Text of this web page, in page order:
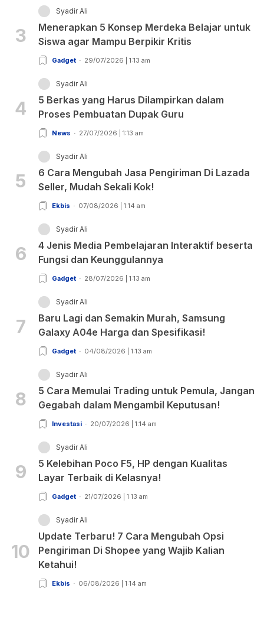
3
Syadir Ali
Menerapkan 5 Konsep Merdeka Belajar untuk
Siswa agar Mampu Berpikir Kritis
Gadget 29/07/2026 | 1:13 am
4
Syadir Ali
5 Berkas yang Harus Dilampirkan dalam
Proses Pembuatan Dupak Guru
News 27/07/2026 | 1:13 am
5
Syadir Ali
6 Cara Mengubah Jasa Pengiriman Di Lazada
Seller, Mudah Sekali Kok!
Ekbis 07/08/2026 | 1:14 am
6
Syadir Ali
4 Jenis Media Pembelajaran Interaktif beserta
Fungsi dan Keunggulannya
Gadget 28/07/2026 | 1:13 am
7
Syadir Ali
Baru Lagi dan Semakin Murah, Samsung
Galaxy A04e Harga dan Spesifikasi!
Gadget 04/08/2026 | 1:13 am
8
Syadir Ali
5 Cara Memulai Trading untuk Pemula, Jangan
Gegabah dalam Mengambil Keputusan!
Investasi 20/07/2026 | 1:14 am
9
Syadir Ali
5 Kelebihan Poco F5, HP dengan Kualitas
Layar Terbaik di Kelasnya!
Gadget 21/07/2026 | 1:13 am
10
Syadir Ali
Update Terbaru! 7 Cara Mengubah Opsi
Pengiriman Di Shopee yang Wajib Kalian
Ketahui!
Ekbis 06/08/2026 | 1:14 am